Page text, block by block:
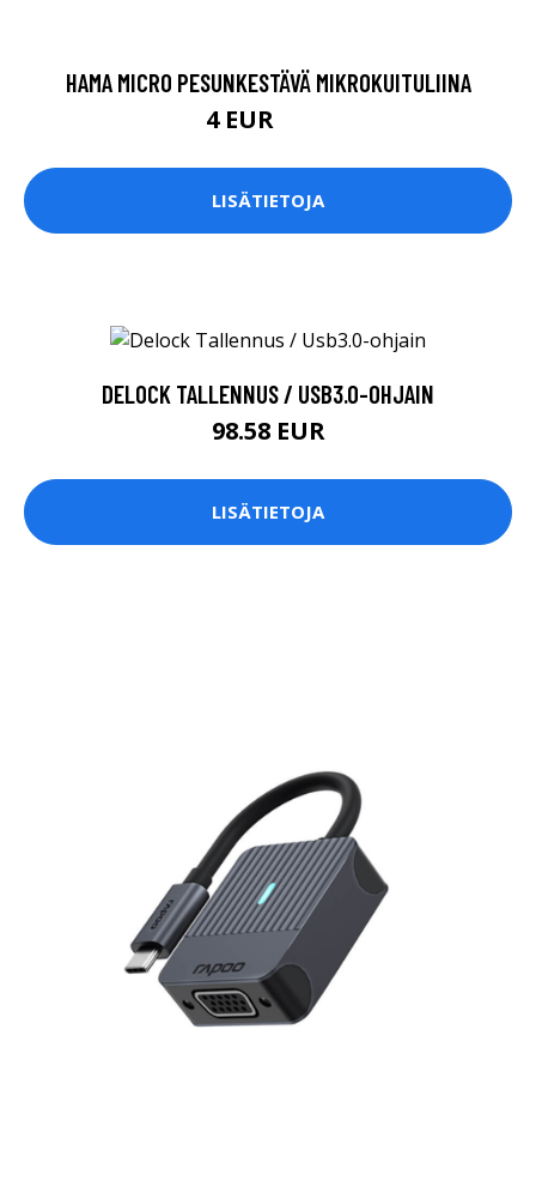
HAMA MICRO PESUNKESTÄVÄ MIKROKUITULIINA
4 EUR
LISÄTIETOJA
DELOCK TALLENNUS / USB3.0-OHJAIN
98.58 EUR
LISÄTIETOJA